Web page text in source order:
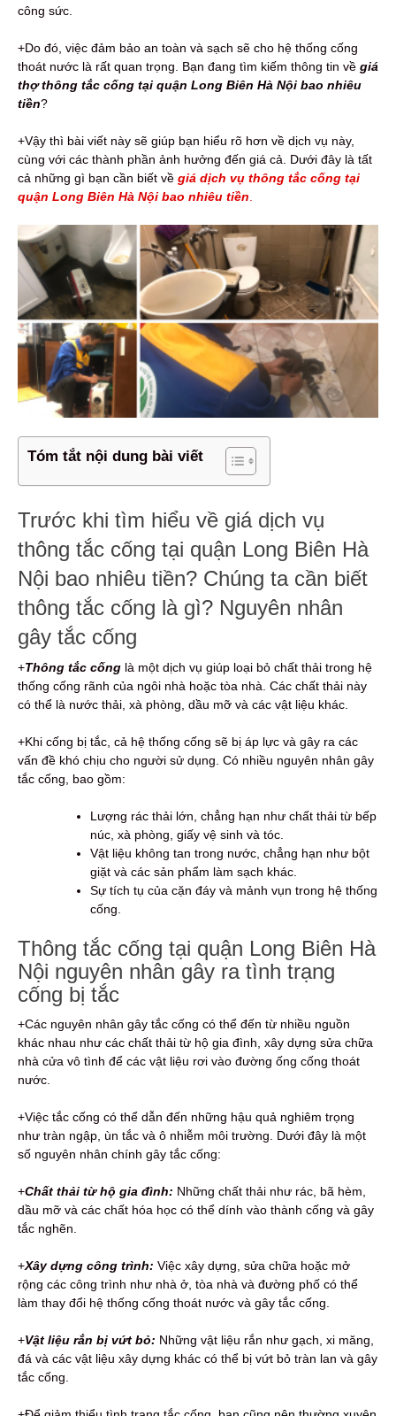
công sức.
+Do đó, việc đảm bảo an toàn và sạch sẽ cho hệ thống cống
thoát nước là rất quan trọng. Bạn đang tìm kiếm thông tin về giá
thợ thông tắc cống tại quận Long Biên Hà Nội bao nhiêu
tiền?
+Vậy thì bài viết này sẽ giúp bạn hiểu rõ hơn về dịch vụ này,
cùng với các thành phần ảnh hưởng đến giá cả. Dưới đây là tất
cả những gì bạn cần biết về giá dịch vụ thông tắc cống tại
quận Long Biên Hà Nội bao nhiêu tiền
Tóm tắt nội dung bài viết
Trước khi tìm hiểu về giá dịch vụ
thông tắc cống tại quận Long Biên Hà
Nội bao nhiêu tiền? Chúng ta cần biết
thông tắc cống là gì? Nguyên nhân
gây tắc cống
+Thông tắc cống là một dịch vụ giúp loại bỏ chất thải trong hệ
thống cống rãnh của ngôi nhà hoặc tòa nhà. Các chất thải này
có thể là nước thải, xà phòng, dầu mỡ và các vật liệu khác.
+Khi cống bị tắc, cả hệ thống cống sẽ bị áp lực và gây ra các
vấn đề khó chịu cho người sử dụng. Có nhiều nguyên nhân gây
tắc cống, bao gồm:
Lượng rác thải lớn, chẳng hạn như chất thải từ bếp
núc, xà phòng, giấy vệ sinh và tóc.
Vật liệu không tan trong nước, chẳng hạn như bột
giặt và các sản phẩm làm sạch khác.
Sự tích tụ của cặn đáy và mảnh vụn trong hệ thống
cống.
Thông tắc cống tại quận Long Biên Hà
Nội nguyên nhân gây ra tình trạng
cống bị tắc
+Các nguyên nhân gây tắc cống có thể đến từ nhiều nguồn
khác nhau như các chất thải từ hộ gia đình, xây dựng sửa chữa
nhà cửa vô tình để các vật liệu rơi vào đường ống cống thoát
nước.
+Việc tắc cống có thể dẫn đến những hậu quả nghiêm trọng
như tràn ngập, ùn tắc và ô nhiễm môi trường. Dưới đây là một
số nguyên nhân chính gây tắc cống:
+Chất thải từ hộ gia đình: Những chất thải như rác, bã hèm,
dầu mỡ và các chất hóa học có thể dính vào thành cống và gây
tắc nghẽn.
+Xây dựng công trình: Việc xây dựng, sửa chữa hoặc mở
rộng các công trình như nhà ở, tòa nhà và đường phố có thể
làm thay đổi hệ thống cống thoát nước và gây tắc cống.
+Vật liệu rắn bị vứt bỏ: Những vật liệu rắn như gạch, xi măng,
đá và các vật liệu xây dựng khác có thể bị vứt bỏ tràn lan và gây
tắc cống.